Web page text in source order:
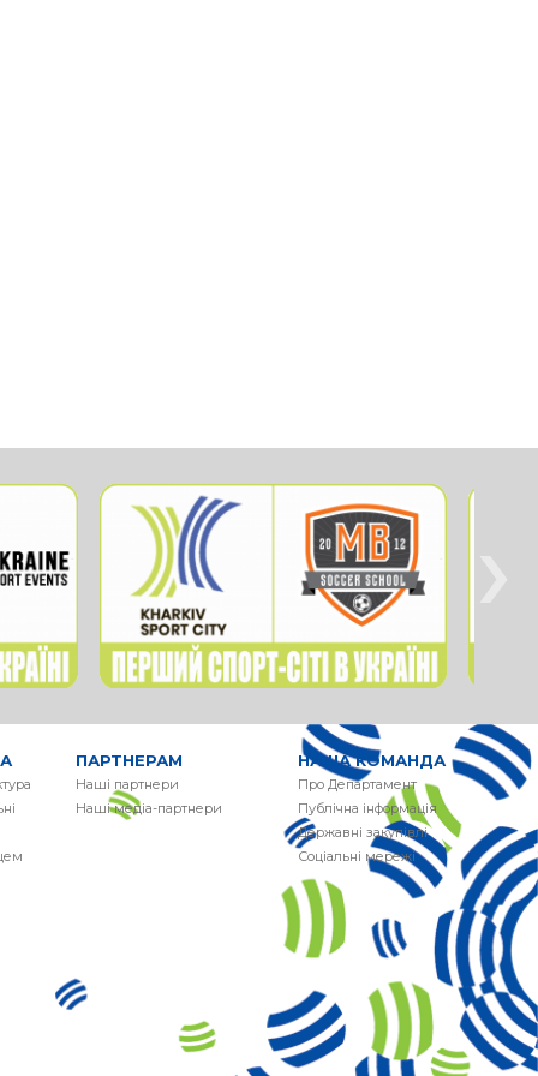
ПАРТНЕРАМ
Наші партнери
Наші медіа-партнери
НАША КОМАНДА
Про Департамент
Публічна інформація
Державні закупівлі
Соціальні мережі